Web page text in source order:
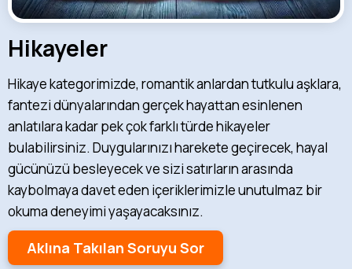
Hikayeler
Hikaye kategorimizde, romantik anlardan tutkulu aşklara,
fantezi dünyalarından gerçek hayattan esinlenen
anlatılara kadar pek çok farklı türde hikayeler
bulabilirsiniz. Duygularınızı harekete geçirecek, hayal
gücünüzü besleyecek ve sizi satırların arasında
kaybolmaya davet eden içeriklerimizle unutulmaz bir
okuma deneyimi yaşayacaksınız.
Aklına Takılan Soruyu Sor